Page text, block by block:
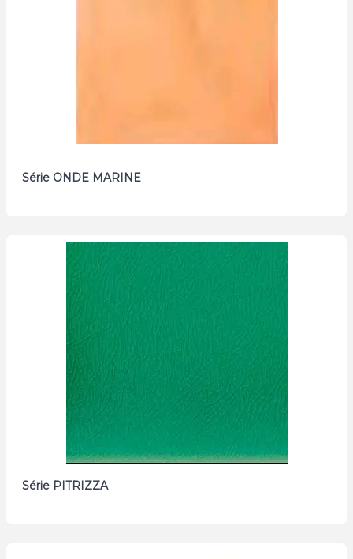
Série ONDE MARINE
Série PITRIZZA